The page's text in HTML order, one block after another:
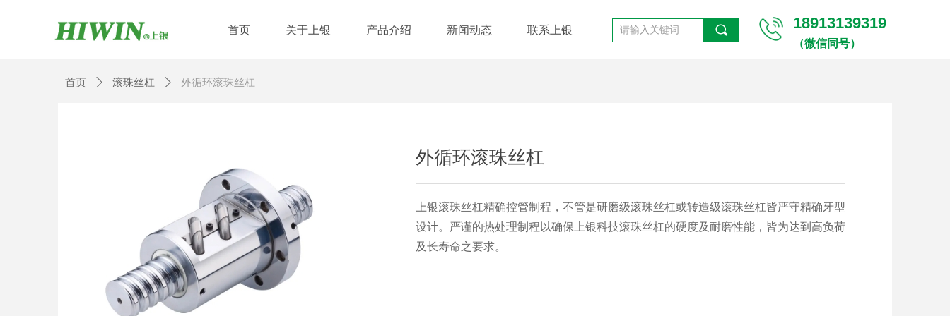
首页 关于上银 产品介绍 新闻动态 联系上银 끠 18913139319
（微信同号）
外循环滚珠丝杠
上银滚珠丝杠精确控管制程，不管是研磨级滚珠丝杠或转造级滚珠丝杠皆严守精确牙型
设计。严谨的热处理制程以确保上银科技滚珠丝杠的硬度及耐磨性能，皆为达到高负荷
及长寿命之要求。
首页 ꄲ 滚珠丝杠 ꄲ 外循环滚珠丝杠